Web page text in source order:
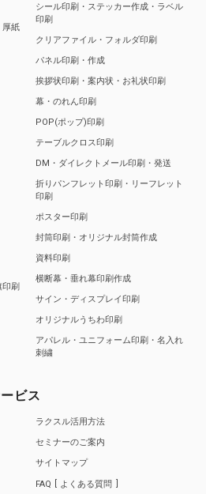
厚紙
刷
シール印刷・ステッカー作成・ラベル
印刷
クリアファイル・フォルダ印刷
パネル印刷・作成
挨拶状印刷・案内状・お礼状印刷
幕・のれん印刷
POP(ポップ)印刷
テーブルクロス印刷
DM・ダイレクトメール印刷・発送
折りパンフレット印刷・リーフレット
印刷
ポスター印刷
封筒印刷・オリジナル封筒作成
資料印刷
横断幕・垂れ幕印刷作成
サイン・ディスプレイ印刷
オリジナルうちわ印刷
アパレル・ユニフォーム印刷・名入れ
刺繍
ビス
ラクスル活用方法
セミナーのご案内
サイトマップ
FAQ
よくある質問